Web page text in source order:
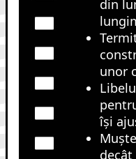
din
unor
își